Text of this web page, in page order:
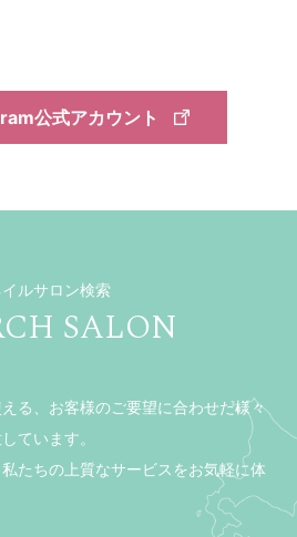
公式アカウント
イルサロン検索
SALON
る、お客様のご要望に合わせた様々
ています。
たちの上質なサービスをお気軽に体